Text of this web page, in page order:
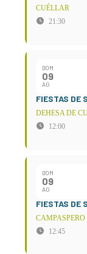
CUÉLLAR
21:30
DOM
09
AG
FIESTAS DE
DEHESA DE
12:00
DOM
09
AG
FIESTAS DE
CAMPASPERO
12:45